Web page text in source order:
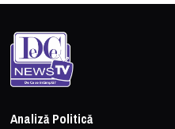
Analiză Politică